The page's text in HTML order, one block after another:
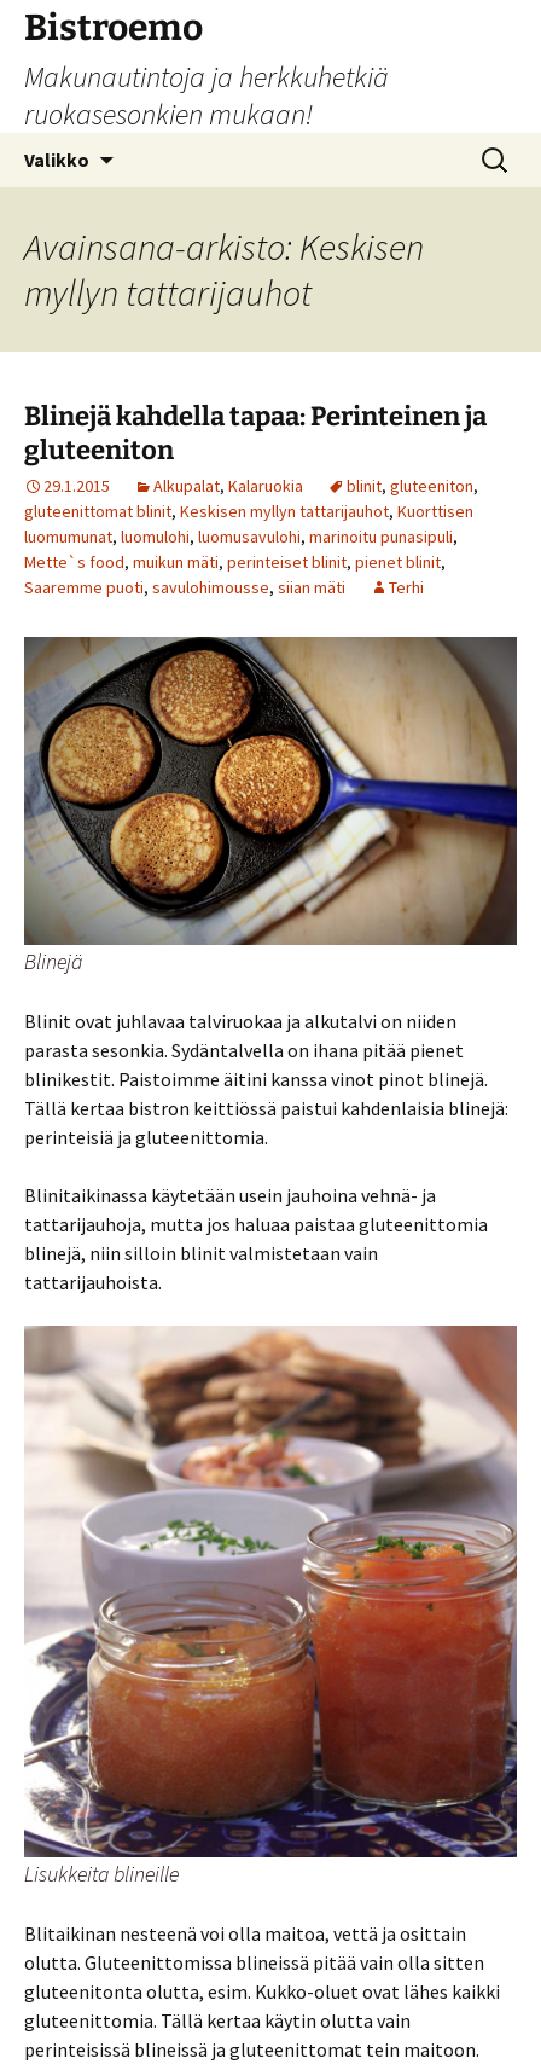
Siirry
sisältöön
Bistroemo
Makunautintoja ja herkkuhetkiä
ruokasesonkien mukaan!
Valikko Haku:
Avainsana-arkisto: Keskisen
myllyn tattarijauhot
Blinejä kahdella tapaa: Perinteinen ja
gluteeniton
29.1.2015 Alkupalat, Kalaruokia blinit, gluteeniton,
gluteenittomat blinit, Keskisen myllyn tattarijauhot, Kuorttisen
luomumunat, luomulohi, luomusavulohi, marinoitu punasipuli,
Mette`s food, muikun mäti, perinteiset blinit, pienet blinit,
Saaremme puoti, savulohimousse, siian mäti Terhi
Blinejä
Blinit ovat juhlavaa talviruokaa ja alkutalvi on niiden
parasta sesonkia. Sydäntalvella on ihana pitää pienet
blinikestit. Paistoimme äitini kanssa vinot pinot blinejä.
Tällä kertaa bistron keittiössä paistui kahdenlaisia blinejä:
perinteisiä ja gluteenittomia.
Blinitaikinassa käytetään usein jauhoina vehnä- ja
tattarijauhoja, mutta jos haluaa paistaa gluteenittomia
blinejä, niin silloin blinit valmistetaan vain
tattarijauhoista.
Lisukkeita blineille
Blitaikinan nesteenä voi olla maitoa, vettä ja osittain
olutta. Gluteenittomissa blineissä pitää vain olla sitten
gluteenitonta olutta, esim. Kukko-oluet ovat lähes kaikki
gluteenittomia. Tällä kertaa käytin olutta vain
perinteisissä blineissä ja gluteenittomat tein maitoon.